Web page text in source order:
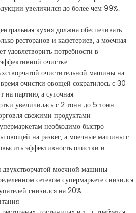
увеличился до более чем 99%.
кухня должна обеспечивать
ресторанов и кафетериев, а моечная
потребности в
очистке.
очистительной машины на
очистки овощей сократилось с 30
партию, а суточная
увеличилась с 2 тонн до 5 тонн.
свежими продуктами
необходимо быстро
овощей на развес, а моечные машины с
эффективность очистки и
двухстворчатой моечной машины
сетевом супермаркете снизился
снизился на 20%.